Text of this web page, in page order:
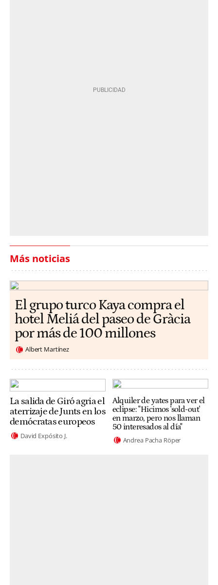
Más noticias
El grupo turco Kaya compra el
hotel Meliá del paseo de Gràcia
por más de 100 millones
Albert Martínez
La salida de Giró agria el
aterrizaje de Junts en los
demócratas europeos
David Expósito J.
Alquiler de yates para ver el
eclipse: "Hicimos 'sold-out'
en marzo, pero nos llaman
50 interesados al día"
Andrea Pacha Röper